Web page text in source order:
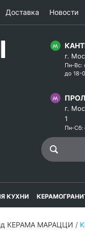
Доставка Новости
г.
Пн-Вс:
до 18-
г.
1
Пн-Сб:
КУХНИ
КЕРАМА МАРАЦЦИ /